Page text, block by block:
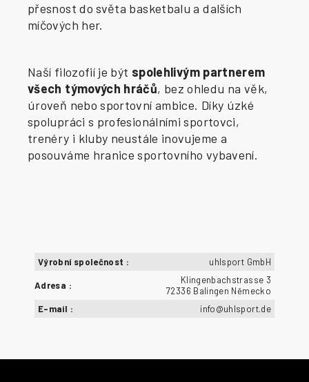
přesnost do světa basketbalu a dalších
míčových her.
Naší filozofií je být spolehlivým partnerem
všech týmových hráčů, bez ohledu na věk,
úroveň nebo sportovní ambice. Díky úzké
spolupráci s profesionálními sportovci,
trenéry i kluby neustále inovujeme a
posouváme hranice sportovního vybavení.
Výrobní společnost : uhlsport GmbH
Adresa :
Klingenbachstrasse 3
72336 Balingen Německo
E-mail : info@uhlsport.de